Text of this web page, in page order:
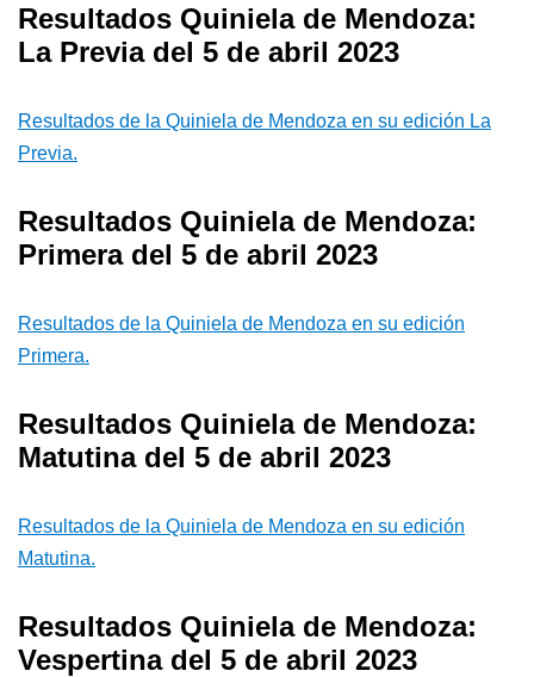
Resultados Quiniela de Mendoza:
La Previa del 5 de abril 2023
Resultados de la Quiniela de Mendoza en su edición La
Previa.
Resultados Quiniela de Mendoza:
Primera del 5 de abril 2023
Resultados de la Quiniela de Mendoza en su edición
Primera.
Resultados Quiniela de Mendoza:
Matutina del 5 de abril 2023
Resultados de la Quiniela de Mendoza en su edición
Matutina.
Resultados Quiniela de Mendoza:
Vespertina del 5 de abril 2023